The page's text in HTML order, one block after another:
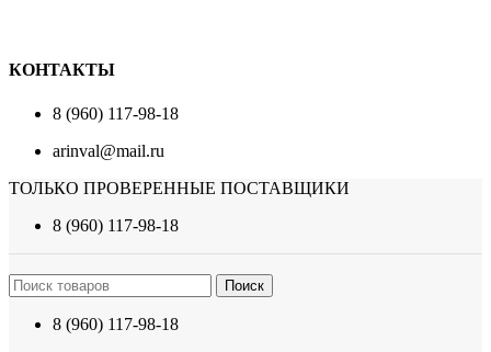
КОНТАКТЫ
8 (960) 117-98-18
arinval@mail.ru
ТОЛЬКО ПРОВЕРЕННЫЕ ПОСТАВЩИКИ
8 (960) 117-98-18
Поиск
8 (960) 117-98-18